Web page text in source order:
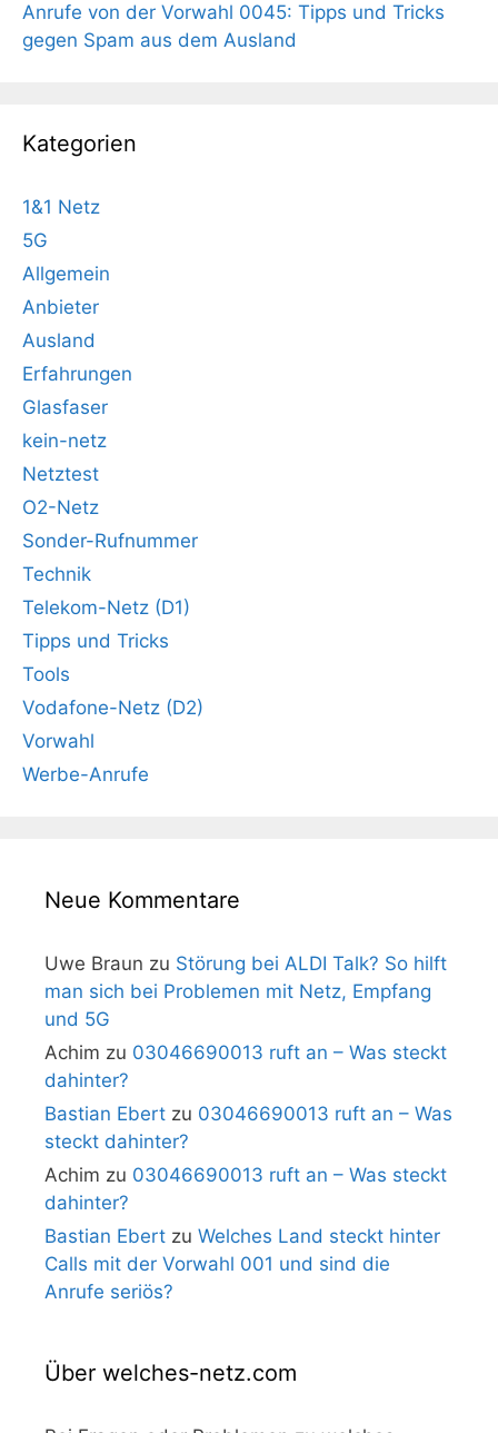
Anrufe von der Vorwahl 0045: Tipps und Tricks
gegen Spam aus dem Ausland
Kategorien
1&1 Netz
5G
Allgemein
Anbieter
Ausland
Erfahrungen
Glasfaser
kein-netz
Netztest
O2-Netz
Sonder-Rufnummer
Technik
Telekom-Netz (D1)
Tipps und Tricks
Tools
Vodafone-Netz (D2)
Vorwahl
Werbe-Anrufe
Neue Kommentare
Uwe Braun zu Störung bei ALDI Talk? So hilft
man sich bei Problemen mit Netz, Empfang
und 5G
Achim zu 03046690013 ruft an – Was steckt
dahinter?
Bastian Ebert zu 03046690013 ruft an – Was
steckt dahinter?
Achim zu 03046690013 ruft an – Was steckt
dahinter?
Bastian Ebert zu Welches Land steckt hinter
Calls mit der Vorwahl 001 und sind die
Anrufe seriös?
Über welches-netz.com